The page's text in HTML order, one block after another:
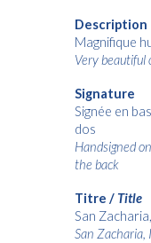
Description
Magnifique
Very beautiful
Signature
Signée en
dos
Handsigned
the back
Titre / Title
San
San Zacharia,